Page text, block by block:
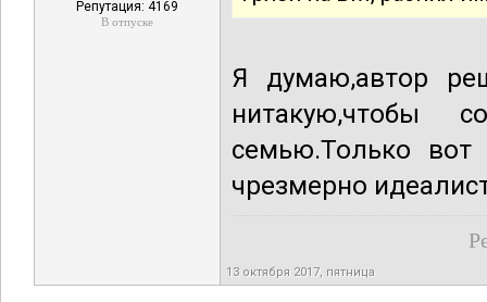
Репутация: 4169
В отпуске
Я думаю,автор
нитакую,чтобы
семью.Только
чрезмерно
13 октября 2017, пятница